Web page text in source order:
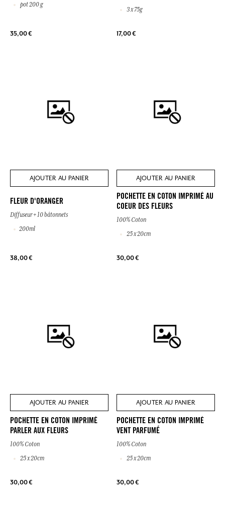
pot 200 g
35,00 €
3 x 75g
17,00 €
AJOUTER AU PANIER
FLEUR D'ORANGER
Diffuseur + 10 bâtonnets
200ml
38,00 €
AJOUTER AU PANIER
POCHETTE EN COTON IMPRIMÉ AU
COEUR DES FLEURS
100% Coton
25 x 20cm
30,00 €
AJOUTER AU PANIER
POCHETTE EN COTON IMPRIMÉ
PARLER AUX FLEURS
100% Coton
25 x 20cm
30,00 €
AJOUTER AU PANIER
POCHETTE EN COTON IMPRIMÉ
VENT PARFUMÉ
100% Coton
25 x 20cm
30,00 €